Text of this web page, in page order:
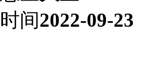
间2022-09-23